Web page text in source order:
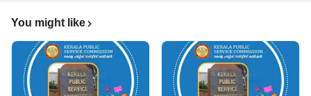
You might like